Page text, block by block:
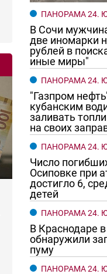
ПАНОРАМА 24.
В Сочи
две иномарки
рублей в
иные миры"
ПАНОРАМА 24.
"Газпром
кубанским
заливать
на своих
ПАНОРАМА 24.
Число
Осиповке при
достигло 6,
детей
ПАНОРАМА 24.
В Краснодаре
обнаружили
пуму
ПАНОРАМА 24.